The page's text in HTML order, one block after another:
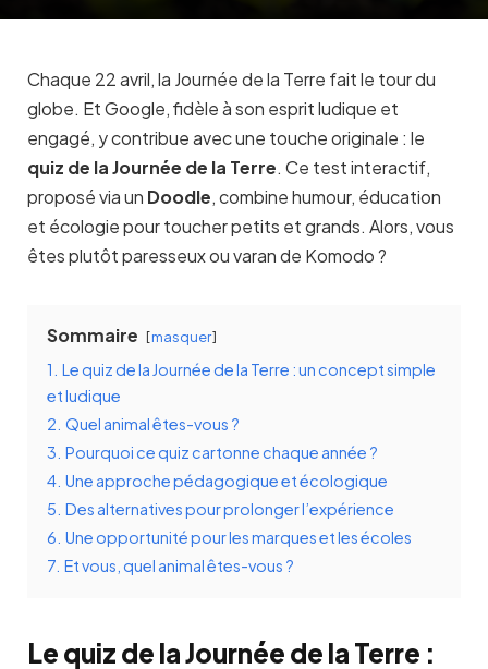
Chaque 22 avril, la Journée de la Terre fait le tour du
globe. Et Google, fidèle à son esprit ludique et
engagé, y contribue avec une touche originale : le
quiz de la Journée de la Terre. Ce test interactif,
proposé via un Doodle, combine humour, éducation
et écologie pour toucher petits et grands. Alors, vous
êtes plutôt paresseux ou varan de Komodo ?
Sommaire masquer
1. Le quiz de la Journée de la Terre : un concept simple
et ludique
2. Quel animal êtes-vous ?
3. Pourquoi ce quiz cartonne chaque année ?
4. Une approche pédagogique et écologique
5. Des alternatives pour prolonger l’expérience
6. Une opportunité pour les marques et les écoles
7. Et vous, quel animal êtes-vous ?
Le quiz de la Journée de la Terre :